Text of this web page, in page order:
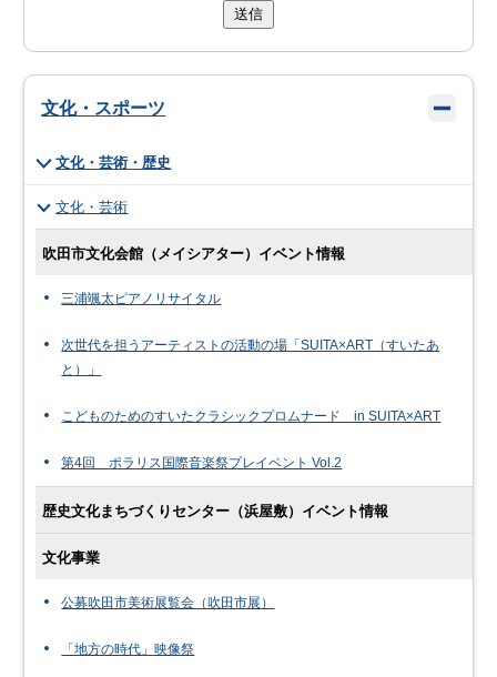
送信
文化・スポーツ
文化・芸術・歴史
文化・芸術
吹田市文化会館（メイシアター）イベント情報
三浦颯太ピアノリサイタル
次世代を担うアーティストの活動の場「SUITA×ART（すいたあ
と）」
こどものためのすいたクラシックプロムナード in SUITA×ART
第4回 ポラリス国際音楽祭プレイベント Vol.2
歴史文化まちづくりセンター（浜屋敷）イベント情報
文化事業
公募吹田市美術展覧会（吹田市展）
「地方の時代」映像祭